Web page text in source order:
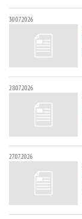
30.07.2026
28.07.2026
27.07.2026